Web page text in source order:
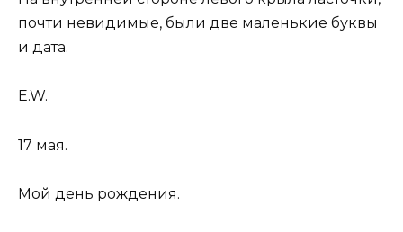
почти невидимые, были две маленькие буквы
и дата.
E.W.
17 мая.
Мой день рождения.